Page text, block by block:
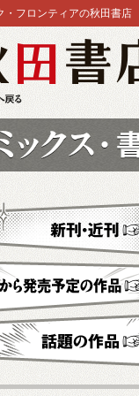
・フロンティアの秋田書店
刊
発売予定